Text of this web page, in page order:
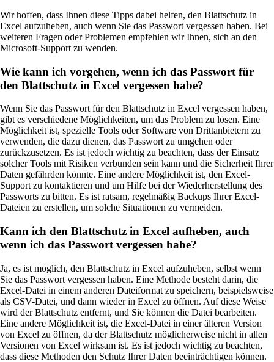
Wir hoffen, dass Ihnen diese Tipps dabei helfen, den Blattschutz in
Excel aufzuheben, auch wenn Sie das Passwort vergessen haben. Bei
weiteren Fragen oder Problemen empfehlen wir Ihnen, sich an den
Microsoft-Support zu wenden.
Wie kann ich vorgehen, wenn ich das Passwort für
den Blattschutz in Excel vergessen habe?
Wenn Sie das Passwort für den Blattschutz in Excel vergessen haben,
gibt es verschiedene Möglichkeiten, um das Problem zu lösen. Eine
Möglichkeit ist, spezielle Tools oder Software von Drittanbietern zu
verwenden, die dazu dienen, das Passwort zu umgehen oder
zurückzusetzen. Es ist jedoch wichtig zu beachten, dass der Einsatz
solcher Tools mit Risiken verbunden sein kann und die Sicherheit Ihrer
Daten gefährden könnte. Eine andere Möglichkeit ist, den Excel-
Support zu kontaktieren und um Hilfe bei der Wiederherstellung des
Passworts zu bitten. Es ist ratsam, regelmäßig Backups Ihrer Excel-
Dateien zu erstellen, um solche Situationen zu vermeiden.
Kann ich den Blattschutz in Excel aufheben, auch
wenn ich das Passwort vergessen habe?
Ja, es ist möglich, den Blattschutz in Excel aufzuheben, selbst wenn
Sie das Passwort vergessen haben. Eine Methode besteht darin, die
Excel-Datei in einem anderen Dateiformat zu speichern, beispielsweise
als CSV-Datei, und dann wieder in Excel zu öffnen. Auf diese Weise
wird der Blattschutz entfernt, und Sie können die Datei bearbeiten.
Eine andere Möglichkeit ist, die Excel-Datei in einer älteren Version
von Excel zu öffnen, da der Blattschutz möglicherweise nicht in allen
Versionen von Excel wirksam ist. Es ist jedoch wichtig zu beachten,
dass diese Methoden den Schutz Ihrer Daten beeinträchtigen können.